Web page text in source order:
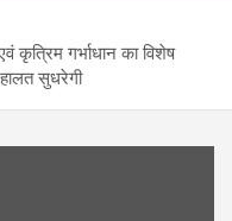
कृत्रिम गर्भाधान का विशेष
सुधरेगी